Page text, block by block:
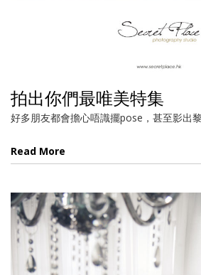
拍出你們最唯美特集
好多朋友都會擔心唔識擺pose，甚至影出
Read More